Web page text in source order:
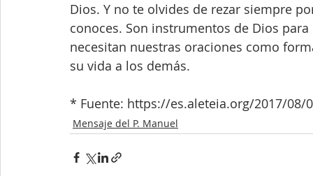
Dios. Y no te olvides de rezar siempre
conoces. Son instrumentos de Dios
necesitan nuestras oraciones como
su vida a los demás.
* Fuente: https://es.aleteia.org/2017/
Mensaje del P. Manuel